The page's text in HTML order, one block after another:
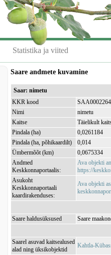
Statistika ja viited
Saare andmete kuvamine
Saar: nimetu
KKR kood
SAA0002264
Nimi
nimetu
Kaitse
Täielikult
Pindala (ha)
0,0261184
Pindala (ha, põhikaardilt)
0,014
Ümbermõõt (km)
0,0675334
Andmed
Keskkonnaportaalis:
Ava objekti
https://
Asukoht
Keskkonnaportaali
kaardirakenduses:
Ava objekti
Saare haldusüksused Saare
Saarel asuvad kaitsealused
alad ning üksikobjektid
Kahtla-